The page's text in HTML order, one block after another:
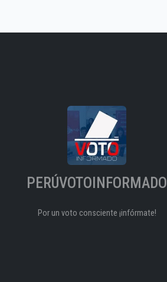
PERÚVOTOINFORMADO
Por un voto consciente ¡infórmate!